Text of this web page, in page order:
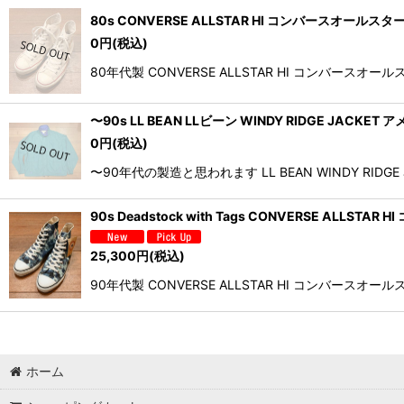
80s CONVERSE ALLSTAR HI コンバースオールス
0円(税込)
80年代製 CONVERSE ALLSTAR HI コンバースオー
〜90s LL BEAN LLビーン WINDY RIDGE JACKET
0円(税込)
〜90年代の製造と思われます LL BEAN WINDY
90s Deadstock with Tags CONVERSE ALLSTAR HI
25,300円(税込)
90年代製 CONVERSE ALLSTAR HI コンバースオー
ホーム